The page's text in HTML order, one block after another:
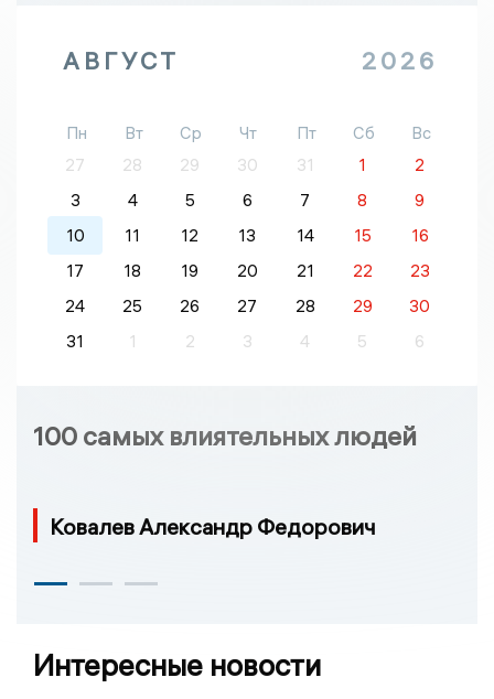
АВГУСТ 2026
Пн Вт Ср Чт Пт Сб
Вс
27
28 29 30 31 1
2
3
4 5 6 7 8
9
10
11 12 13 14 15
16
17
18 19 20 21 22
23
24
25 26 27 28 29
30
31
1 2 3 4 5 6
100 самых влиятельных людей
Ковалев Александр Федорович
Интересные новости